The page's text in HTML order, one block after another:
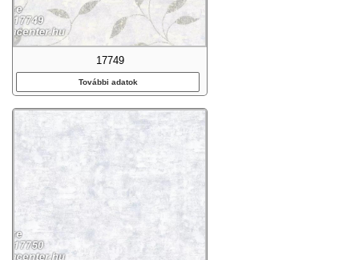
17749
További adatok